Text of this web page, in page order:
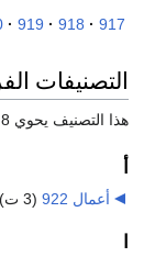
917
918
919
التصنيفات
هذا التصنيف يحوي 8 تصنيفات فرعية، من إجمالي 8.
أعمال 922 (3 ت)